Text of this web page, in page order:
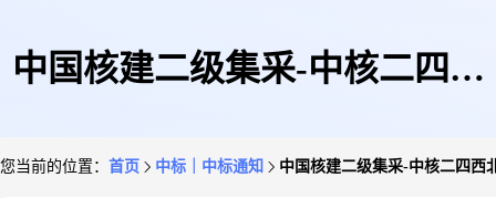
中国核建二级集采-中核二四西
您当前的位置： 首页 中标｜中标通知 中国核建二级集采-中核二四西